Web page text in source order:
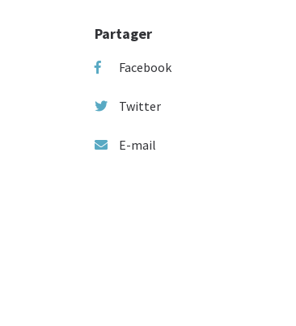
Partager
Facebook
Twitter
E-mail